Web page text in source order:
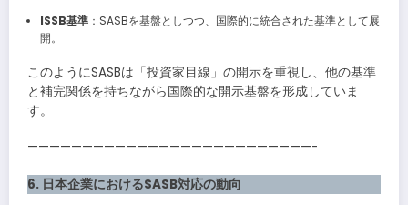
ISSB基準：SASBを基盤としつつ、国際的に統合された基準として展
開。
このようにSASBは「投資家目線」の開示を重視し、他の基準
と補完関係を持ちながら国際的な開示基盤を形成していま
す。
——————————————————————————-
6. 日本企業におけるSASB対応の動向